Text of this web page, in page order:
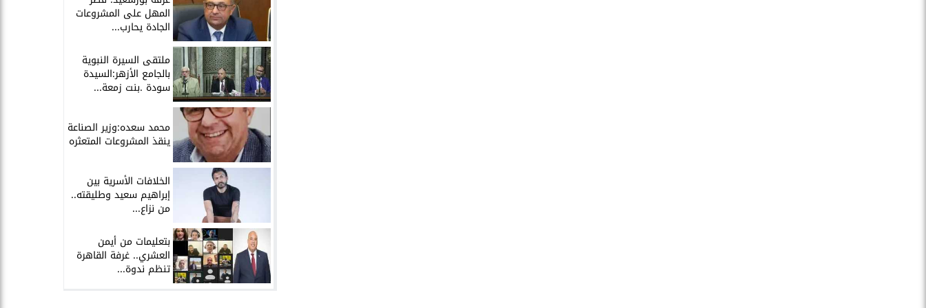
المهل على المشروعات
الجادة يحارب...
ملتقى السيرة النبوية
بالجامع الأزهر:السيدة
سودة .بنت زمعة...
محمد سعده:وزير الصناعة
ينقذ المشروعات المتعثره
الخلافات الأسرية بين
إبراهيم سعيد وطليقته..
من نزاع...
بتعليمات من أيمن
العشري.. غرفة القاهرة
تنظم ندوة...